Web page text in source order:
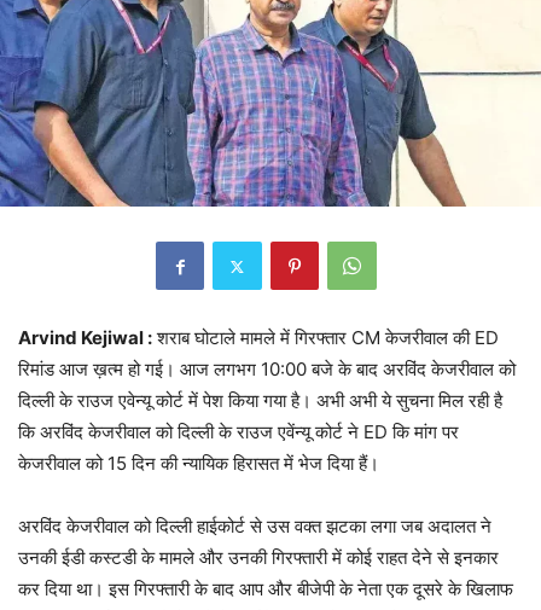
Arvind Kejiwal :शराब घोटाले मामले में गिरफ्तार CM केजरीवाल की ED
रिमांड आज ख़त्म हो गई। आज लगभग 10:00 बजे के बाद अरविंद केजरीवाल को
दिल्ली के राउज एवेन्यू कोर्ट में पेश किया गया है। अभी अभी ये सुचना मिल रही है
कि अरविंद केजरीवाल को दिल्ली के राउज एवेंन्यू कोर्ट ने ED कि मांग पर
केजरीवाल को 15 दिन की न्यायिक हिरासत में भेज दिया हैं।
अरविंद केजरीवाल को दिल्ली हाईकोर्ट से उस वक्त झटका लगा जब अदालत ने
उनकी ईडी कस्टडी के मामले और उनकी गिरफ्तारी में कोई राहत देने से इनकार
कर दिया था। इस गिरफ्तारी के बाद आप और बीजेपी के नेता एक दूसरे के खिलाफ